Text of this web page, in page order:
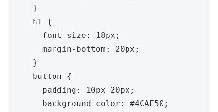
    }
    h1 {
      font-size: 18px;
      margin-bottom: 20px;
    }
    button {
      padding: 10px 20px;
      background-color: #4CAF50;